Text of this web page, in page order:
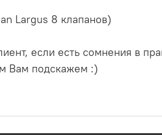
Largus 8 клапанов)
если есть сомнения в
Вам подскажем :)